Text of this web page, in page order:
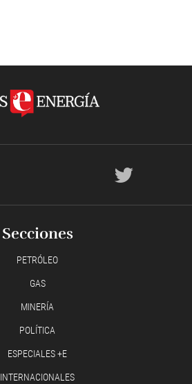
Secciones
PETRÓLEO
GAS
MINERÍA
POLÍTICA
ESPECIALES +E
INTERNACIONALES